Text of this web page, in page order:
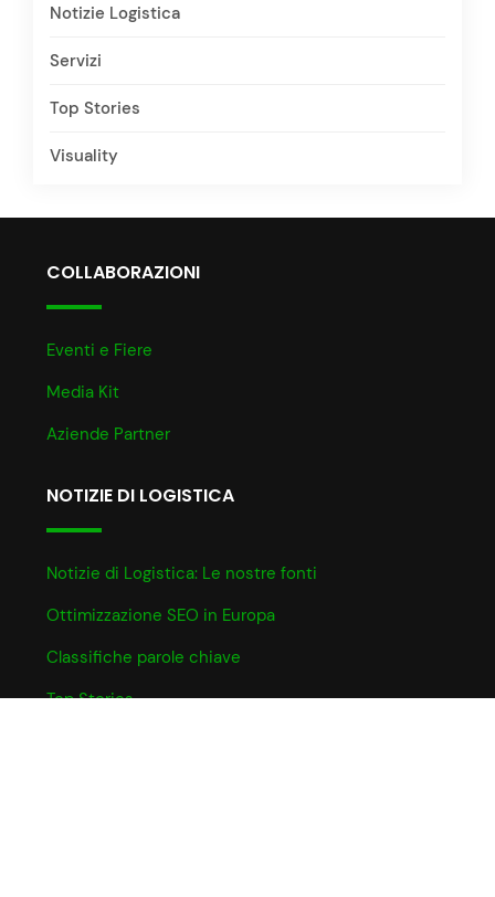
Notizie Logistica
Servizi
Top Stories
Visuality
COLLABORAZIONI
Eventi e Fiere
Media Kit
Aziende Partner
NOTIZIE DI LOGISTICA
Notizie di Logistica: Le nostre fonti
Ottimizzazione SEO in Europa
Classifiche parole chiave
Top Stories